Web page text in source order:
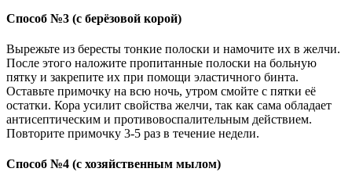
Способ №3 (с берёзовой корой)
Вырежьте из бересты тонкие полоски и намочите их в желчи.
После этого наложите пропитанные полоски на больную
пятку и закрепите их при помощи эластичного бинта.
Оставьте примочку на всю ночь, утром смойте с пятки её
остатки. Кора усилит свойства желчи, так как сама обладает
антисептическим и противовоспалительным действием.
Повторите примочку 3-5 раз в течение недели.
Способ №4 (с хозяйственным мылом)